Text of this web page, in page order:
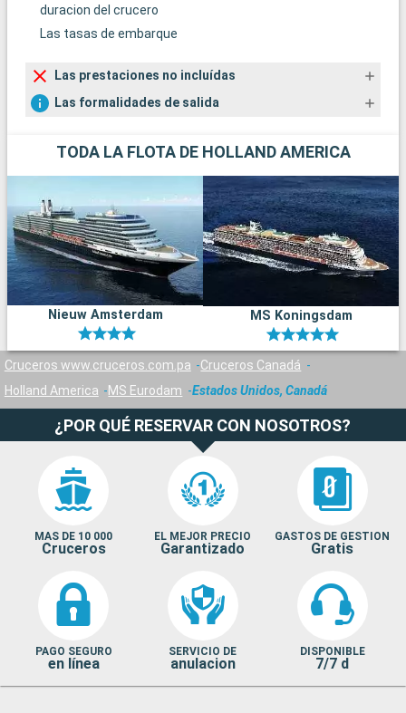
duracion del crucero
Las tasas de embarque
Las prestaciones no incluídas
Las formalidades de salida
TODA LA FLOTA DE HOLLAND AMERICA
Nieuw Amsterdam MS Koningsdam
Cruceros www.cruceros.com.pa
Cruceros Canadá
Holland America
MS Eurodam Estados Unidos, Canadá
¿POR QUÉ RESERVAR CON NOSOTROS?
MAS DE 10 000
Cruceros
EL MEJOR PRECIO
Garantizado
GASTOS DE GESTION
Gratis
PAGO SEGURO
en línea
SERVICIO DE
anulacion
DISPONIBLE
7/7 d